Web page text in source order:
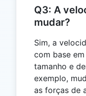
Q3: A
mudar?
Sim, a
com base
tamanho e
exemplo,
as forças de